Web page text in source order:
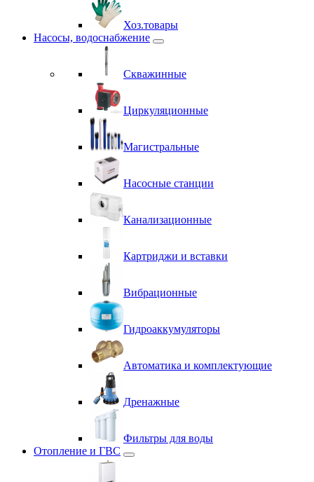
Хоз.товары
Насосы, водоснабжение
Скважинные
Циркуляционные
Магистральные
Насосные станции
Канализационные
Картриджи и вставки
Вибрационные
Гидроаккумуляторы
Автоматика и комплектующие
Дренажные
Фильтры для воды
Отопление и ГВС